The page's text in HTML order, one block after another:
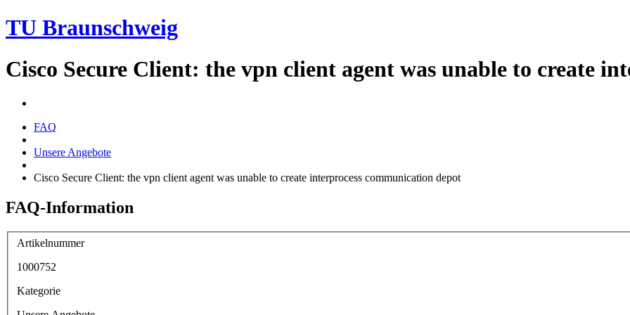
TU Braunschweig
Cisco Secure Client: the vpn client agent was unable to create
FAQ
Unsere Angebote
Cisco Secure Client: the vpn client agent was unable to create interprocess communication depot
FAQ-Information
Artikelnummer
1000752
Kategorie